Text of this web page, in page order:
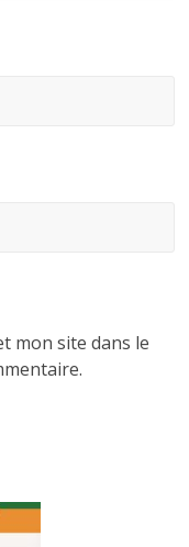
mon site dans le